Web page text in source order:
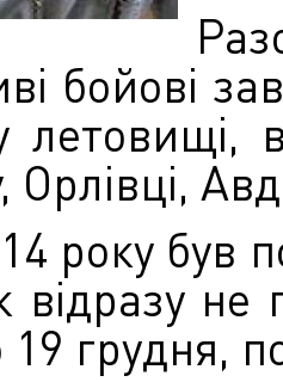
бойові
летовищі,
року був
відразу не
грудня,